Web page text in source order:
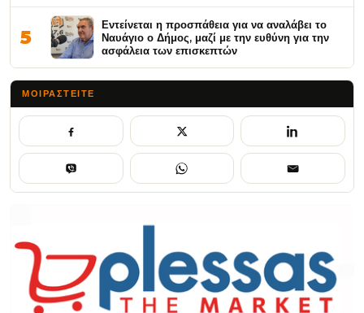
5
Εντείνεται η προσπάθεια για να αναλάβει το
Ναυάγιο ο Δήμος, μαζί με την ευθύνη για την
ασφάλεια των επισκεπτών
ΜΟΙΡΑΣΤΕΊΤΕ